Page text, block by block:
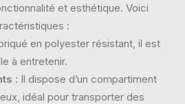
et esthétique. Voici
:
en polyester résistant, il est
à entretenir.
: Il dispose d’un compartiment
idéal pour transporter des